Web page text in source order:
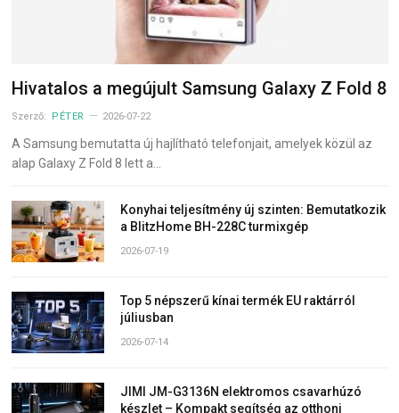
Hivatalos a megújult Samsung Galaxy Z Fold 8
Szerző: PÉTER 2026-07-22
A Samsung bemutatta új hajlítható telefonjait, amelyek közül az
alap Galaxy Z Fold 8 lett a…
Konyhai teljesítmény új szinten: Bemutatkozik
a BlitzHome BH-228C turmixgép
2026-07-19
Top 5 népszerű kínai termék EU raktárról
júliusban
2026-07-14
JIMI JM-G3136N elektromos csavarhúzó
készlet – Kompakt segítség az otthoni